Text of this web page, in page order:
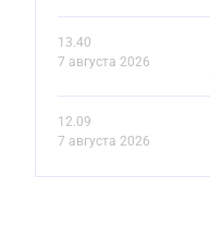
13.40
7 августа 2026
12.09
7 августа 2026